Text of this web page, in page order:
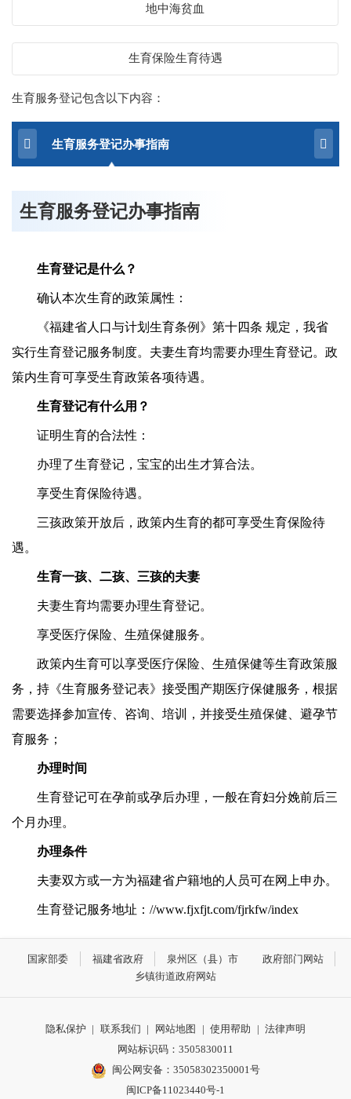
地中海贫血
生育保险生育待遇
生育服务登记包含以下内容：
生育服务登记办事指南
生育服务登记办事指南
生育登记是什么？
确认本次生育的政策属性：
《福建省人口与计划生育条例》第十四条 规定，我省
实行生育登记服务制度。夫妻生育均需要办理生育登记。政
策内生育可享受生育政策各项待遇。
生育登记有什么用？
证明生育的合法性：
办理了生育登记，宝宝的出生才算合法。
享受生育保险待遇。
三孩政策开放后，政策内生育的都可享受生育保险待
遇。
生育一孩、二孩、三孩的夫妻
夫妻生育均需要办理生育登记。
享受医疗保险、生殖保健服务。
政策内生育可以享受医疗保险、生殖保健等生育政策服
务，持《生育服务登记表》接受围产期医疗保健服务，根据
需要选择参加宣传、咨询、培训，并接受生殖保健、避孕节
育服务；
办理时间
生育登记可在孕前或孕后办理，一般在育妇分娩前后三
个月办理。
办理条件
夫妻双方或一方为福建省户籍地的人员可在网上申办。
生育登记服务地址：//www.fjxfjt.com/fjrkfw/index
国家部委 福建省政府 泉州区（县）市
政府部门网站
乡镇街道政府网站
隐私保护 | 联系我们 | 网站地图 | 使用帮助 | 法律声明
网站标识码：3505830011
闽公网安备：35058302350001号
闽ICP备11023440号-1